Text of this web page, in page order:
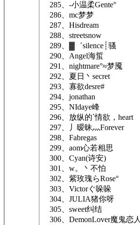
285、-小温柔Gente°
286、mc梦梦
287、Hisdream
288、streetsnow
289、▓゛silence┊骚
290、Angel海蜇
291、nightmare°≈梦魇
292、夏日丶secret
293、寡欲desre#
294、jonathan
295、NIdaye峰
296、放纵的`情欲，heart
297、丿暧昧灬Forever
298、Fabregas
299、aom心若相思
300、Cyan(诗安)
301、w。丶不怕
302、紫玫瑰らRose°
303、Victorぐ哚哚
304、JULIA猪你呀
305、sweet纠结
306、DemonLover魔鬼恋人